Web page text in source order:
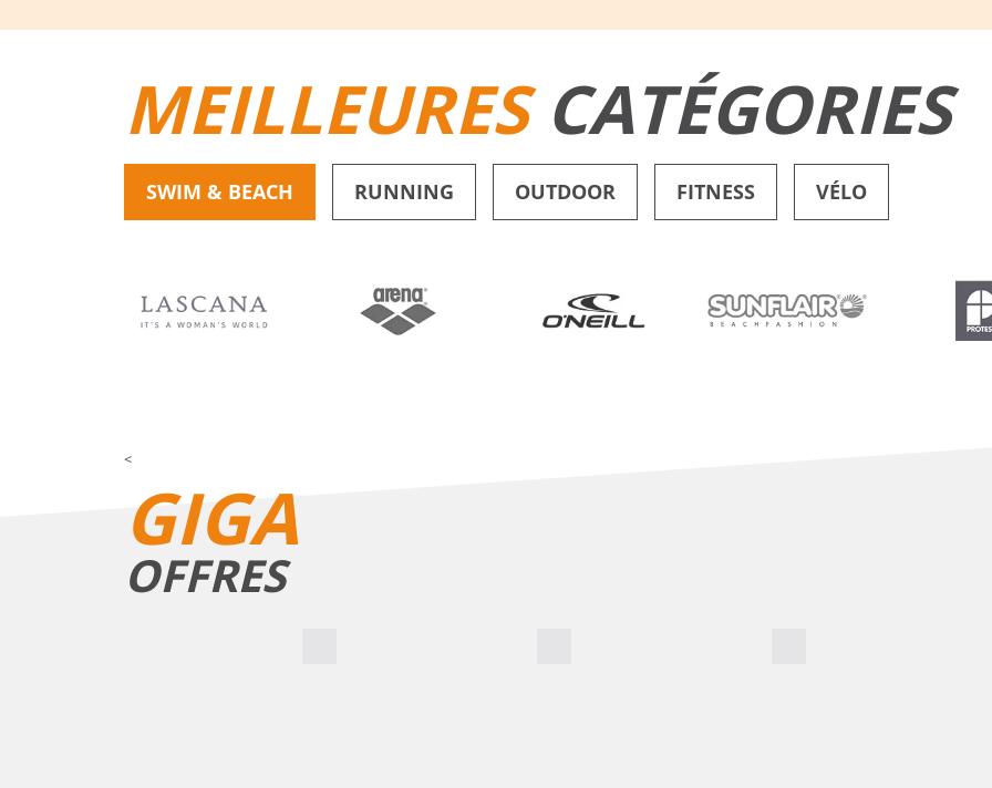
MEILLEURESCATÉGORIES
SWIM & BEACH RUNNING OUTDOOR FITNESS VÉLO
CHAUSSURES
<
GIGA
OFFRES